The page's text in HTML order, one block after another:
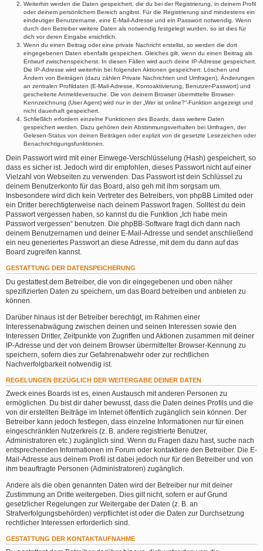
Weiterhin werden die Daten gespeichert, die du bei der Registrierung, in deinem Profil
oder deinem persönlichem Bereich angibst. Für die Registrierung sind mindestens ein
eindeutiger Benutzername, eine E-Mail-Adresse und ein Passwort notwendig. Wenn
durch den Betreiber weitere Daten als notwendig festgelegt wurden, so ist dies für
dich vor deren Eingabe ersichtlich.
Wenn du einen Beitrag oder eine private Nachricht erstellst, so werden die dort
eingegebenen Daten ebenfalls gespeichert. Gleiches gilt, wenn du einen Beitrag als
Entwurf zwischenspeicherst. In diesen Fällen wird auch deine IP-Adresse gespeichert.
Die IP-Adresse wird weiterhin bei folgenden Aktionen gespeichert: Löschen und
Ändern von Beiträgen (dazu zählen Private Nachrichten und Umfragen), Änderungen
an zentralen Profildaten (E-Mail-Adresse, Kontoaktivierung, Benutzer-Passwort) und
gescheiterte Anmeldeversuche. Die von deinem Browser übermittelte Browser-
Kennzeichnung (User Agent) wird nur in der „Wer ist online?“-Funktion angezeigt und
nicht dauerhaft gespeichert.
Schließlich erfordern einzelne Funktionen des Boards, dass weitere Daten
gespeichert werden. Dazu gehören dein Abstimmungsverhalten bei Umfragen, der
Gelesen-Status von deinen Beiträgen oder explizit von dir gesetzte Lesezeichen oder
Benachrichtigungsfunktionen.
Dein Passwort wird mit einer Einwege-Verschlüsselung (Hash) gespeichert, so
dass es sicher ist. Jedoch wird dir empfohlen, dieses Passwort nicht auf einer
Vielzahl von Webseiten zu verwenden. Das Passwort ist dein Schlüssel zu
deinem Benutzerkonto für das Board, also geh mit ihm sorgsam um.
Insbesondere wird dich kein Vertreter des Betreibers, von phpBB Limited oder
ein Dritter berechtigterweise nach deinem Passwort fragen. Solltest du dein
Passwort vergessen haben, so kannst du die Funktion „Ich habe mein
Passwort vergessen“ benutzen. Die phpBB-Software fragt dich dann nach
deinem Benutzernamen und deiner E-Mail-Adresse und sendet anschließend
ein neu generiertes Passwort an diese Adresse, mit dem du dann auf das
Board zugreifen kannst.
GESTATTUNG DER DATENSPEICHERUNG
Du gestattest dem Betreiber, die von dir eingegebenen und oben näher
spezifizierten Daten zu speichern, um das Board betreiben und anbieten zu
können.
Darüber hinaus ist der Betreiber berechtigt, im Rahmen einer
Interessenabwägung zwischen deinen und seinen Interessen sowie den
Interessen Dritter, Zeitpunkte von Zugriffen und Aktionen zusammen mit deiner
IP-Adresse und der von deinem Browser übermittelter Browser-Kennung zu
speichern, sofern dies zur Gefahrenabwehr oder zur rechtlichen
Nachverfolgbarkeit notwendig ist.
REGELUNGEN BEZÜGLICH DER WEITERGABE DEINER DATEN
Zweck eines Boards ist es, einen Austausch mit anderen Personen zu
ermöglichen. Du bist dir daher bewusst, dass die Daten deines Profils und die
von dir erstellten Beiträge im Internet öffentlich zugänglich sein können. Der
Betreiber kann jedoch festlegen, dass einzelne Informationen nur für einen
eingeschränkten Nutzerkreis (z. B. andere registrierte Benutzer,
Administratoren etc.) zugänglich sind. Wenn du Fragen dazu hast, suche nach
entsprechenden Informationen im Forum oder kontaktiere den Betreiber. Die E-
Mail-Adresse aus deinem Profil ist dabei jedoch nur für den Betreiber und von
ihm beauftragte Personen (Administratoren) zugänglich.
Andere als die oben genannten Daten wird der Betreiber nur mit deiner
Zustimmung an Dritte weitergeben. Dies gilt nicht, sofern er auf Grund
gesetzlicher Regelungen zur Weitergabe der Daten (z. B. an
Strafverfolgungsbehörden) verpflichtet ist oder die Daten zur Durchsetzung
rechtlicher Interessen erforderlich sind.
GESTATTUNG DER KONTAKTAUFNAHME